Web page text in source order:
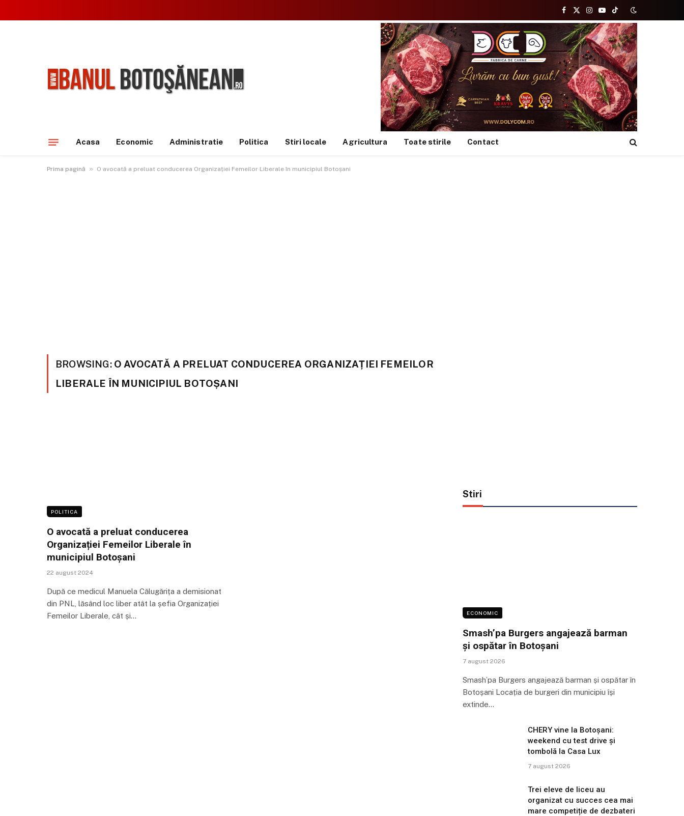
Facebook
X
(Twitter)
Instagram
YouTubeTikTok
Acasa Economic Administratie Politica Stiri locale Agricultura Toate stirile Contact
Prima pagină » O avocată a preluat conducerea Organizației Femeilor Liberale în municipiul Botoșani
BROWSING: O AVOCATĂ A PRELUAT CONDUCEREA ORGANIZAȚIEI FEMEILOR
LIBERALE ÎN MUNICIPIUL BOTOȘANI
POLITICA
O avocată a preluat conducerea
Organizației Femeilor Liberale în
municipiul Botoșani
22 august 2024
După ce medicul Manuela Călugărița a demisionat
din PNL, lăsând loc liber atât la șefia Organizației
Femeilor Liberale, cât și…
Stiri
ECONOMIC
Smash’pa Burgers angajează barman
și ospătar în Botoșani
7 august 2026
Smash’pa Burgers angajează barman și ospătar în
Botoșani Locația de burgeri din municipiu își
extinde…
CHERY vine la Botoșani:
weekend cu test drive și
tombolă la Casa Lux
7 august 2026
Trei eleve de liceu au
organizat cu succes cea mai
mare competiție de dezbateri